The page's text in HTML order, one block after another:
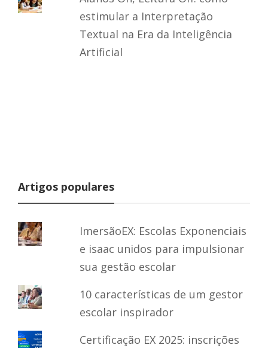
estimular a Interpretação
Textual na Era da Inteligência
Artificial
Artigos populares
ImersãoEX: Escolas Exponenciais
e isaac unidos para impulsionar
sua gestão escolar
10 características de um gestor
escolar inspirador
Certificação EX 2025: inscrições